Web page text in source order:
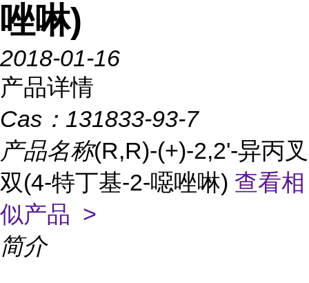
唑啉)
2018-01-16
产品详情
Cas： 131833-93-7
产品名称(R,R)-(+)-2,2'-异丙叉
双(4-特丁基-2-噁唑啉) 查看相
似产品 >
简介